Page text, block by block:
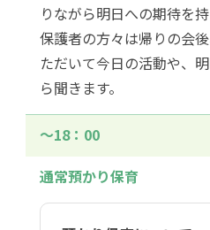
りながら明日への期待を
保護者の方々は帰りの会
ただいて今日の活動や、
ら聞きます。
〜18：00
通常預かり保育